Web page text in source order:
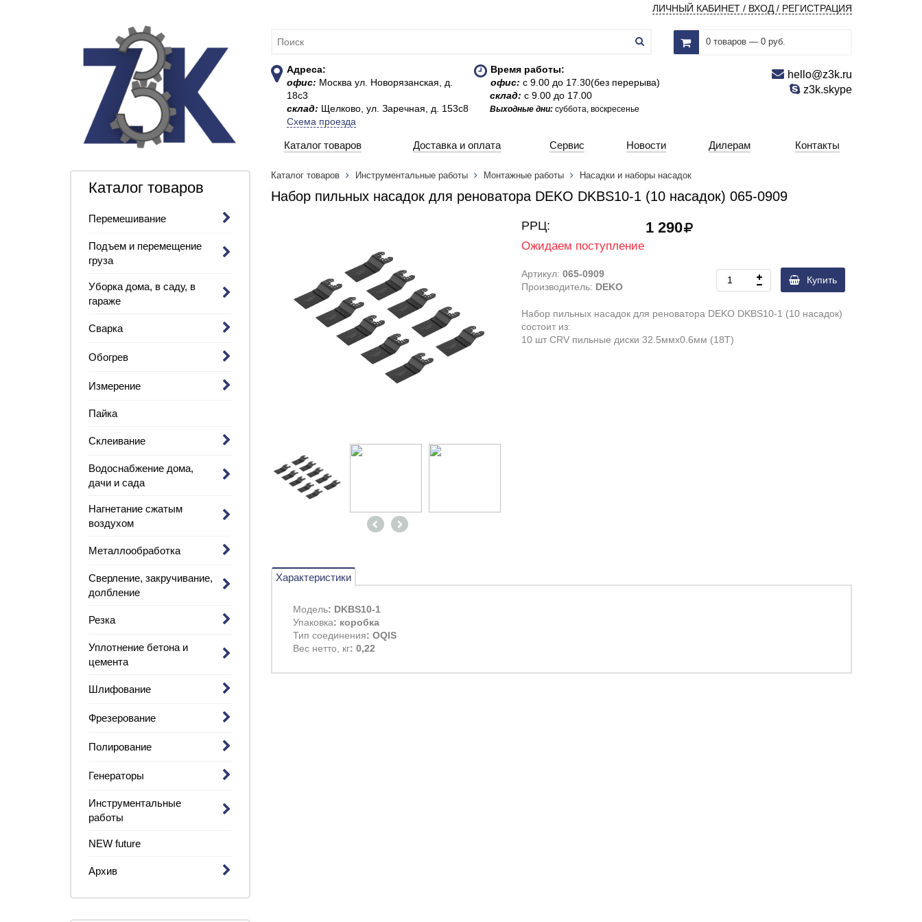
ЛИЧНЫЙ КАБИНЕТ / ВХОД / РЕГИСТРАЦИЯ
0 товаров — 0 руб.
Адреса:
офис: Москва ул. Новорязанская, д.
18с3
склад: Щелково, ул. Заречная, д. 153с8
Схема проезда
Время работы:
офис: с 9.00 до 17.30(без перерыва)
склад: с 9.00 до 17.00
Выходные дни: суббота, воскресенье
hello@z3k.ru
z3k.skype
Каталог товаров Доставка и оплата Сервис Новости Дилерам Контакты
Каталог товаров
Перемешивание
Подъем и перемещение
груза
Уборка дома, в саду, в
гараже
Сварка
Обогрев
Измерение
Пайка
Склеивание
Водоснабжение дома,
дачи и сада
Нагнетание сжатым
воздухом
Металлообработка
Сверление, закручивание,
долбление
Резка
Уплотнение бетона и
цемента
Шлифование
Фрезерование
Полирование
Генераторы
Инструментальные
работы
NEW future
Архив
Каталог товаров Инструментальные работы Монтажные работы Насадки и наборы насадок
Набор пильных насадок для реноватора DEKO DKBS10-1 (10 насадок) 065-0909
РРЦ: 1 290
Ожидаем поступление
Артикул:065-0909
Производитель: DEKO
Купить
Набор пильных насадок для реноватора DEKO DKBS10-1 (10 насадок)
состоит из:
10 шт CRV пильные диски 32.5ммx0.6мм (18T)
Характеристики
Модель: DKBS10-1
Упаковка: коробка
Тип соединения: OQIS
Вес нетто, кг: 0,22